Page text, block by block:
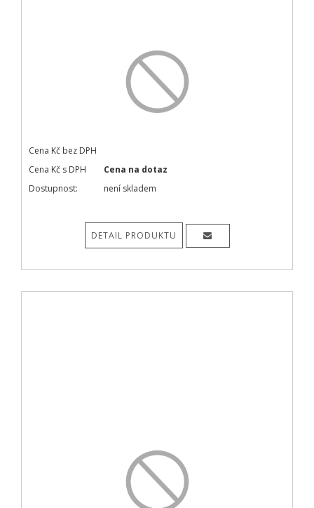
Cena Kč bez DPH
Cena Kč s DPH
Cena na dotaz
Dostupnost:
není skladem
DETAIL PRODUKTU